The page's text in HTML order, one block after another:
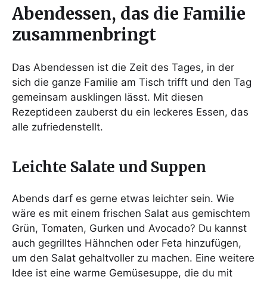
Abendessen, das die Familie
zusammenbringt
Das Abendessen ist die Zeit des Tages, in der
sich die ganze Familie am Tisch trifft und den Tag
gemeinsam ausklingen lässt. Mit diesen
Rezeptideen zauberst du ein leckeres Essen, das
alle zufriedenstellt.
Leichte Salate und Suppen
Abends darf es gerne etwas leichter sein. Wie
wäre es mit einem frischen Salat aus gemischtem
Grün, Tomaten, Gurken und Avocado? Du kannst
auch gegrilltes Hähnchen oder Feta hinzufügen,
um den Salat gehaltvoller zu machen. Eine weitere
Idee ist eine warme Gemüsesuppe, die du mit